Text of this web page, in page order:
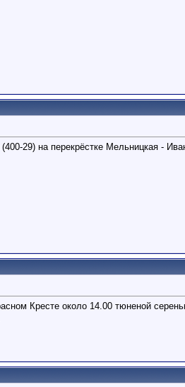
29) на перекрёстке Мельницкая -
Кресте около 14.00 тюненой